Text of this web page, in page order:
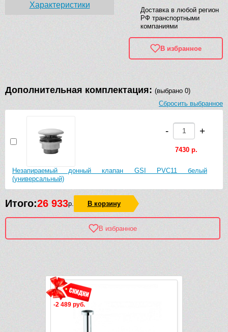
Доставка в любой регион
РФ транспортными
компаниями
В избранное
Характеристики
Дополнительная комплектация: (выбрано 0)
Сбросить выбранное
Незапираемый донный клапан GSI PVC11 белый
(универсальный)
- +
7430 р.
Итого:26 933р. В корзину
В избранное
-2 489 руб.